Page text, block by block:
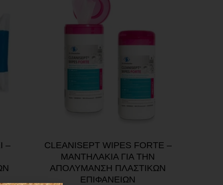
–
CLEANISEPT WIPES FORTE –
ΜΑΝΤΗΛΑΚΙΑ ΓΙΑ ΤΗΝ
ΑΠΟΛΥΜΑΝΣΗ ΠΛΑΣΤΙΚΩΝ
ΕΠΙΦΑΝΕΙΩΝ